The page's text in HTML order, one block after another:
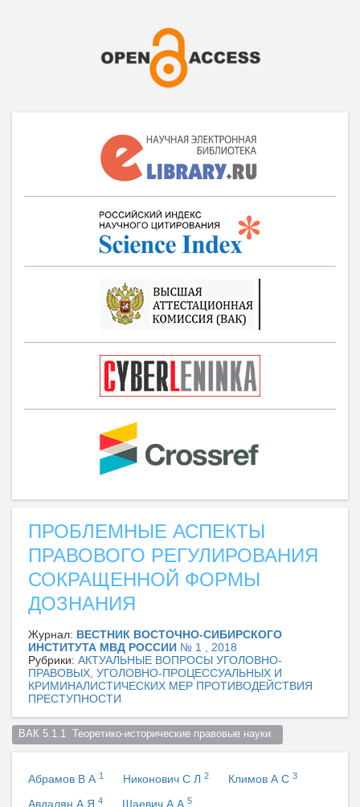
ПРОБЛЕМНЫЕ АСПЕКТЫ
ПРАВОВОГО РЕГУЛИРОВАНИЯ
СОКРАЩЕННОЙ ФОРМЫ
ДОЗНАНИЯ
Журнал: ВЕСТНИК ВОСТОЧНО-СИБИРСКОГО
ИНСТИТУТА МВД РОССИИ № 1 , 2018
Рубрики: АКТУАЛЬНЫЕ ВОПРОСЫ УГОЛОВНО-
ПРАВОВЫХ, УГОЛОВНО-ПРОЦЕССУАЛЬНЫХ И
КРИМИНАЛИСТИЧЕСКИХ МЕР ПРОТИВОДЕЙСТВИЯ
ПРЕСТУПНОСТИ
ВАК 5.1.1  Теоретико-исторические правовые науки
Абрамов В А 1 Никонович С Л 2 Климов А С 3
Авдалян А Я 4 Шаевич А А 5